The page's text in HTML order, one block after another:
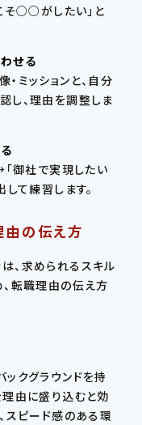
そ○○がしたい」と
せる
ミッションと、自分
し、理由を調整しま
御社で実現したい
て練習します。
の伝え方
、求められるスキル
転職理由の伝え方
クグラウンドを持
由に盛り込むと効
スピード感のある環